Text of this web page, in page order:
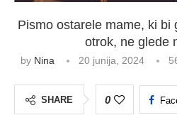
Pismo ostarele mame, ki bi
otrok, ne glede
by Nina 20 junija, 2024
SHARE 0